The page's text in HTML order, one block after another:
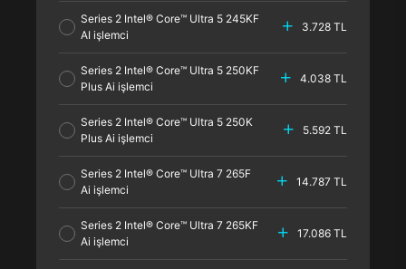
Series 2 Intel® Core™ Ultra 5 245KF
AI işlemci
3.728 TL
Series 2 Intel® Core™ Ultra 5 250KF
Plus Ai işlemci
4.038 TL
Series 2 Intel® Core™ Ultra 5 250K
Plus Ai işlemci
5.592 TL
Series 2 Intel® Core™ Ultra 7 265F
Ai işlemci
14.787 TL
Series 2 Intel® Core™ Ultra 7 265KF
Ai işlemci
17.086 TL